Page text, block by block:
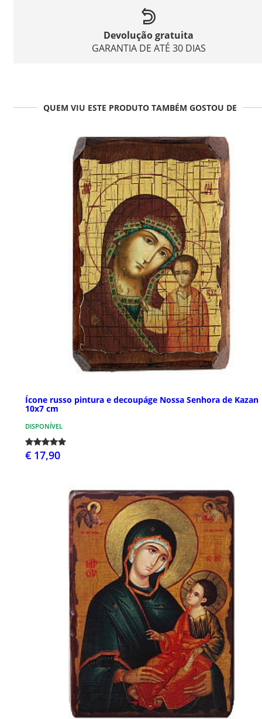
Devolução gratuita
GARANTIA DE ATÉ 30 DIAS
QUEM VIU ESTE PRODUTO TAMBÉM GOSTOU DE
Ícone russo pintura e decoupáge Nossa Senhora de Kazan
10x7 cm
DISPONÍVEL
€ 17,90